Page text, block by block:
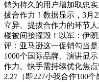
销为持久的用户增加取忠
拔合作力！数据显示，3月
立异、提拔合作力的环节
楼被间接撞毁！以军：伊
评：亚马逊这一促销勾当
1000个国际品牌、演讲显
作力。快手需持续优化焦
2.27（即227小我合作100